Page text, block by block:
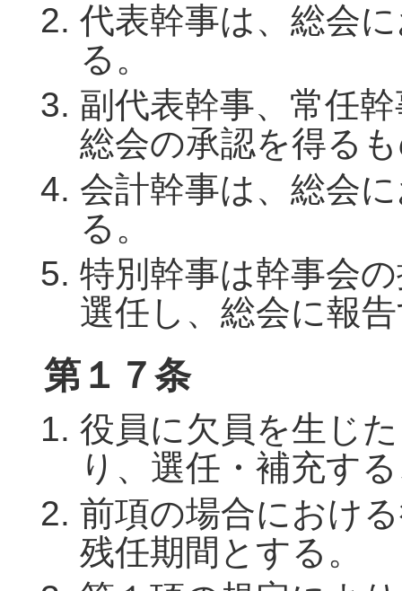
代表幹事は、総会
る。
副代表幹事、常任
総会の承認を得る
会計幹事は、総会
る。
特別幹事は幹事会
選任し、総会に報
第１７条
役員に欠員を生じ
り、選任・補充す
前項の場合におけ
残任期間とする。